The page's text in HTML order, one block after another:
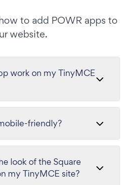
to add POWR apps to
website.
work on my TinyMCE
friendly?
look of the Square
my TinyMCE site?